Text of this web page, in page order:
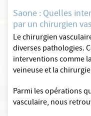
Saone : Quelles
par un chirurgien
Le chirurgien
diverses pathologies.
interventions comme
veineuse et la
Parmi les opérations
vasculaire, nous